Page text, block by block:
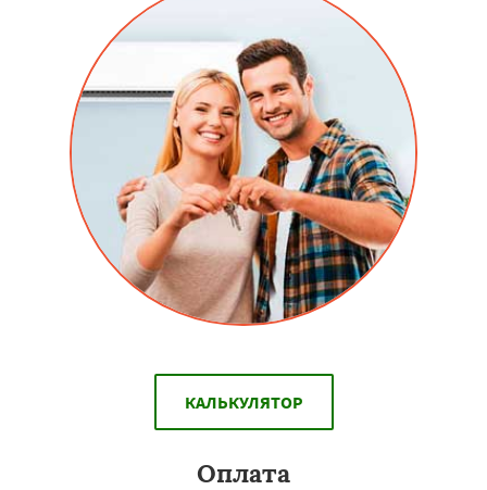
КАЛЬКУЛЯТОР
Оплата